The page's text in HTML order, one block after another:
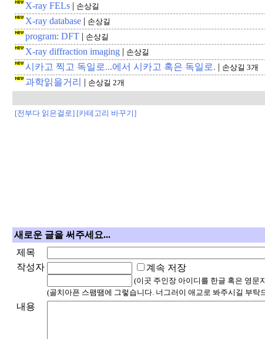
X-ray FELs | 손상길
X-ray database | 손상길
program: DFT | 손상길
X-ray diffraction imaging | 손상길
시카고 찍고 독일로...에서 시카고 혹은 독일로. | 손상길 3개
과학읽을거리 | 손상길 2개
[전부다 읽은걸로] [카테고리 바꾸기]
새로운 글을 써주세요...
제목
작성자
계속 저장
(이곳 주인장 아이디를 한글 혹은 영문
(골치아픈 스팸땜에 그렇습니다. 너그러이 애교로 봐주시길 부탁
내용